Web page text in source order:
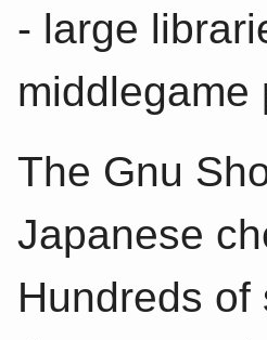
- large
middlegame
The Gnu
Japanese
Hundreds